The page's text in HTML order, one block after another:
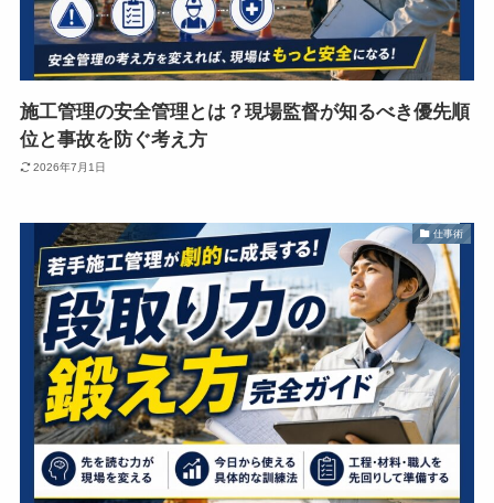
施工管理の安全管理とは？現場監督が知るべき優先順
位と事故を防ぐ考え方
2026年7月1日
仕事術